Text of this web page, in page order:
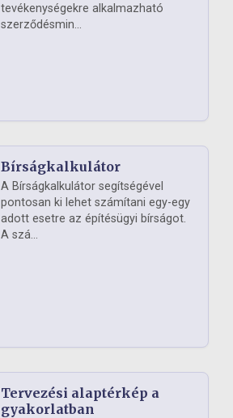
tevékenységekre alkalmazható
szerződésmin...
Bírságkalkulátor
A Bírságkalkulátor segítségével
pontosan ki lehet számítani egy-egy
adott esetre az építésügyi bírságot.
A szá...
Tervezési alaptérkép a
gyakorlatban